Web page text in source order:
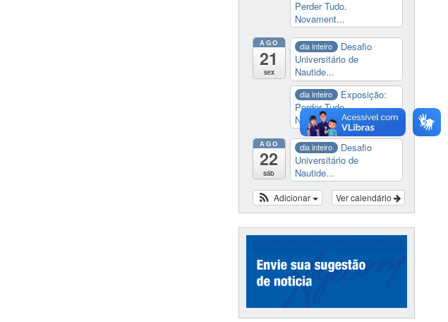
Perder Tudo.
Novament...
AGO
21
sex
dia inteiro
Desafio
Universitário de
Nautide...
dia inteiro
Exposição:
Perder Tudo.
Novament...
AGO
22
sáb
dia inteiro
Desafio
Universitário de
Nautide...
Ver calendário
Adicionar